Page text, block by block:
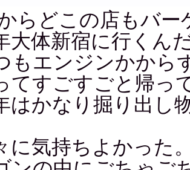
らどこの店もバ
大体新宿に行くん
もエンジンかから
てすごすごと帰っ
はかなり掘り出し
に気持ちよかった